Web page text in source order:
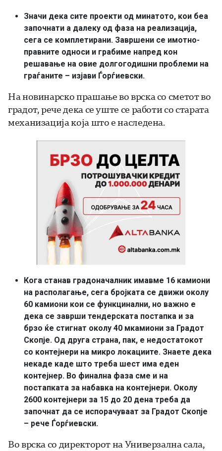
Значи дека сите проекти од минатото, кои беа
започнати а далеку од фаза на реализација,
сега се комплетирани. Завршени се имотно-
правните односи и грабиме напред кон
решавање на овие долгогодишни проблеми на
граѓаните – изјави Ѓорѓиевски.
На новинарско прашање во врска со сметот во
градот, рече дека се уште се работи со старата
механизација која што е наследена.
Кога станав градоначалник имавме 16 камиони
на располагање, сега бројката се движи околу
60 камиони кои се функцинални, но важно е
дека се заврши тендерската постапка и за
брзо ќе стигнат околу 40 мкамиони за Градот
Скопје. Од друга страна, пак, е недостатокот
со контејнери на микро локациите. Знаете дека
некаде каде што треба шест има еден
контејнер. Во финална фаза сме и на
постапката за набавка на контејнери. Околу
2600 контејнери за 15 до 20 дена треба да
започнат да се испорачуваат за Градот Скопје
– рече Ѓорѓиевски.
Во врска со директорот на Универзална сала,